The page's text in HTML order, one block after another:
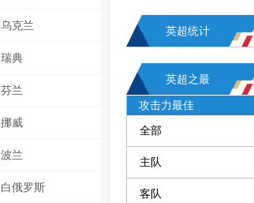
乌克兰
瑞典
芬兰
挪威
波兰
白俄罗斯
英超统计
英超之最
攻击力最佳
全部
主队
客队